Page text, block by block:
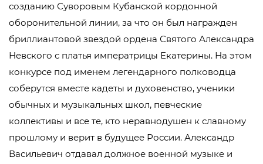
созданию Суворовым Кубанской кордонной
оборонительной линии, за что он был награжден
бриллиантовой звездой ордена Святого Александра
Невского с платья императрицы Екатерины. На этом
конкурсе под именем легендарного полководца
соберутся вместе кадеты и духовенство, ученики
обычных и музыкальных школ, певческие
коллективы и все те, кто неравнодушен к славному
прошлому и верит в будущее России. Александр
Васильевич отдавал должное военной музыке и